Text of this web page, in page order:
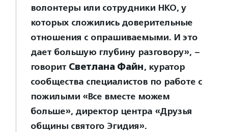
волонтеры или сотрудники НКО, у
которых сложились доверительные
отношения с опрашиваемыми. И это
дает большую глубину разговору», –
говорит Светлана Файн, куратор
сообщества специалистов по работе с
пожилыми «Все вместе можем
больше», директор центра «Друзья
общины святого Эгидия».